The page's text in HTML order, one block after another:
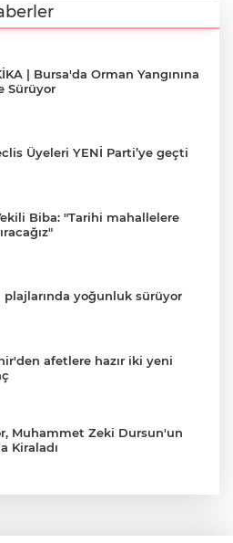
| Bursa'da Orman Yangınına
Sürüyor
Üyeleri YENİ Parti’ye geçti
Biba: "Tarihi mahallelere
plajlarında yoğunluk sürüyor
afetlere hazır iki yeni
Muhammet Zeki Dursun'un
Kiraladı